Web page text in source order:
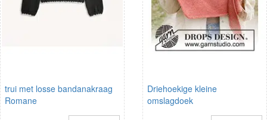
trui met losse bandanakraag
Romane
Driehoekige kleine
omslagdoek